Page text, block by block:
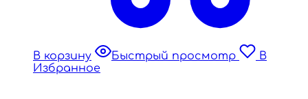
В корзину Быстрый просмотр
В
Избранное